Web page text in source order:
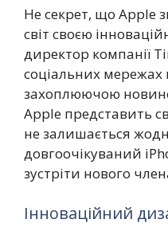
Не секрет, що Apple
світ своєю
директор компанії
соціальних мережах
захоплюючою
Apple представить
не залишається
довгоочікуваний
зустріти нового
Інноваційний